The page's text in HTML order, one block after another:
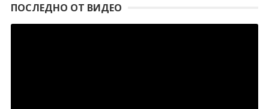
ПОСЛЕДНО ОТ ВИДЕО